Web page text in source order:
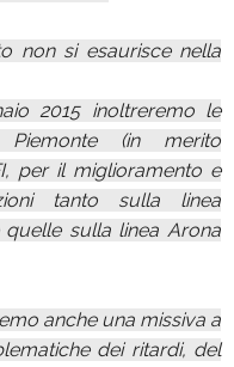
non si esaurisce nella
2015 inoltreremo le
(in merito
per il miglioramento e
tanto sulla linea
sulla linea Arona
anche una missiva a
dei ritardi, del